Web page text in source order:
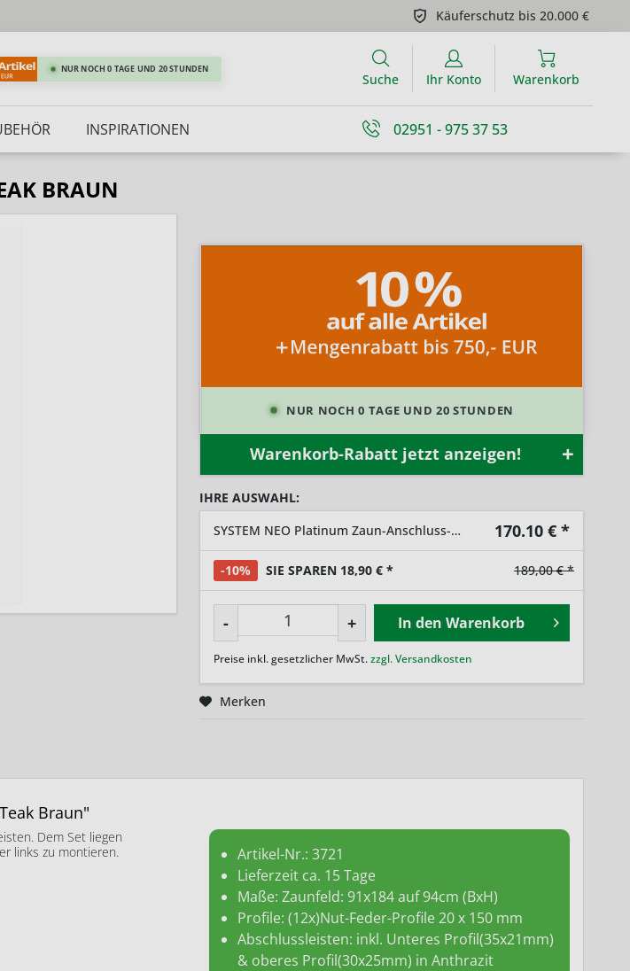
Käuferschutz bis 20.000 €
NUR NOCH 0 TAGE UND 20 STUNDEN
INSPIRATIONEN 02951 - 975 37 53
Suche Ihr Konto Warenkorb
BRAUN
NUR NOCH 0 TAGE UND 20 STUNDEN
Warenkorb-Rabatt jetzt anzeigen!
IHRE AUSWAHL:
SYSTEM NEO Platinum Zaun-Anschluss-Set Teak Braun
170.10 € *
-10% SIE SPAREN 18,90 € * 189,00 € *
- + In den Warenkorb
Preise inkl. gesetzlicher MwSt.zzgl. Versandkosten
Merken
Braun"
Dem Set liegen
links zu montieren.
Artikel-Nr.:3721
Lieferzeit ca. 15 Tage
Maße: Zaunfeld: 91x184 auf 94cm (BxH)
Profile: (12x)Nut-Feder-Profile 20 x 150 mm
Abschlussleisten: inkl. Unteres Profil(35x21mm)
& oberes Profil(30x25mm) in Anthrazit